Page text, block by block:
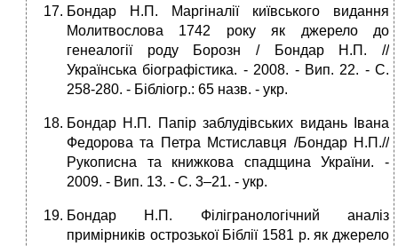
Бондар Н.П. Маргіналії київського видання
Молитвослова 1742 року як джерело до
генеалогії роду Борозн / Бондар Н.П. //
Українська біографістика. - 2008. - Вип. 22. - С.
258-280. - Бібліогр.: 65 назв. - укp.
Бондар Н.П. Папір заблудівських видань Івана
Федорова та Петра Мстиславця /Бондар Н.П.//
Рукописна та книжкова спадщина України. -
2009. - Вип. 13. - С. 3–21. - укp.
Бондар Н.П. Філігранологічний аналіз
примірників острозької Біблії 1581 р. як джерело